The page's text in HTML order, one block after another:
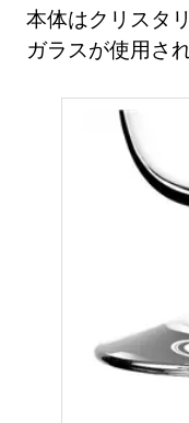
本体はクリスタ
ガラスが使用さ